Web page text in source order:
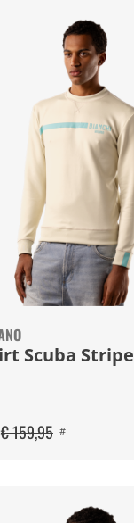
Scuba Stripe
€ 159,95 #